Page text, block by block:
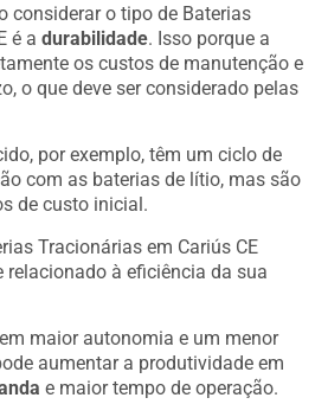
considerar o tipo de Baterias
é adurabilidade. Isso porque a
os custos de manutenção e
o que deve ser considerado pelas
por exemplo, têm um ciclo de
com as baterias de lítio, mas são
de custo inicial.
Tracionárias em Cariús CE
à eficiência da sua
maior autonomia e um menor
aumentar a produtividade em
e maior tempo de operação.